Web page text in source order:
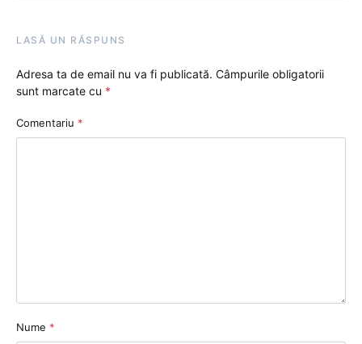
LASĂ UN RĂSPUNS
Adresa ta de email nu va fi publicată. Câmpurile obligatorii
sunt marcate cu *
Comentariu *
Nume *